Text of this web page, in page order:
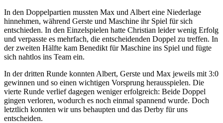
In den Doppelpartien mussten Max und Albert eine Niederlage
hinnehmen, während Gerste und Maschine ihr Spiel für sich
entschieden. In den Einzelspielen hatte Christian leider wenig Erfolg
und verpasste es mehrfach, die entscheidenden Doppel zu treffen. In
der zweiten Hälfte kam Benedikt für Maschine ins Spiel und fügte
sich nahtlos ins Team ein.
In der dritten Runde konnten Albert, Gerste und Max jeweils mit 3:0
gewinnen und so einen wichtigen Vorsprung herausspielen. Die
vierte Runde verlief dagegen weniger erfolgreich: Beide Doppel
gingen verloren, wodurch es noch einmal spannend wurde. Doch
letztlich konnten wir uns behaupten und das Derby für uns
entscheiden.